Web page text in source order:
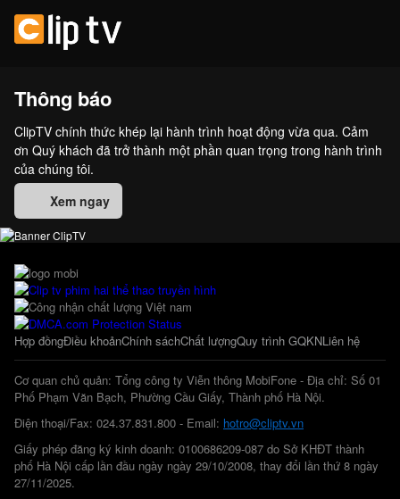
Thông báo
ClipTV chính thức khép lại hành trình hoạt động vừa qua. Cảm
ơn Quý khách đã trở thành một phần quan trọng trong hành trình
của chúng tôi.
Xem ngay
Hợp đồngĐiều khoảnChính sáchChất lượngQuy trình GQKNLiên hệ
Cơ quan chủ quản: Tổng công ty Viễn thông MobiFone - Địa chỉ: Số 01
Phố Phạm Văn Bạch, Phường Cầu Giấy, Thành phố Hà Nội.
Điện thoại/Fax: 024.37.831.800 - Email: hotro@cliptv.vn
Giấy phép đăng ký kinh doanh: 0100686209-087 do Sở KHĐT thành
phố Hà Nội cấp lần đầu ngày ngày 29/10/2008, thay đổi lần thứ 8 ngày
27/11/2025.